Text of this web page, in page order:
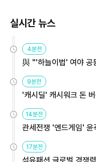
실시간 뉴스
4분전
與 "'하늘이법' 여야 공
9분전
'캐시딜' 캐시워크 돈
14분전
관세전쟁 '엔드게임'
17분전
섬유패션 글로벌 경쟁